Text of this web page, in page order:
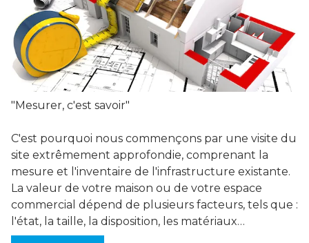
"Mesurer, c'est savoir"
C'est pourquoi nous commençons par une visite du
site extrêmement approfondie, comprenant la
mesure et l'inventaire de l'infrastructure existante.
La valeur de votre maison ou de votre espace
commercial dépend de plusieurs facteurs, tels que :
l'état, la taille, la disposition, les matériaux…